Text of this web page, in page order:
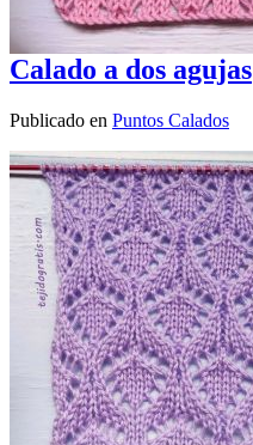
Calado a dos agujas
Publicado en Puntos Calados